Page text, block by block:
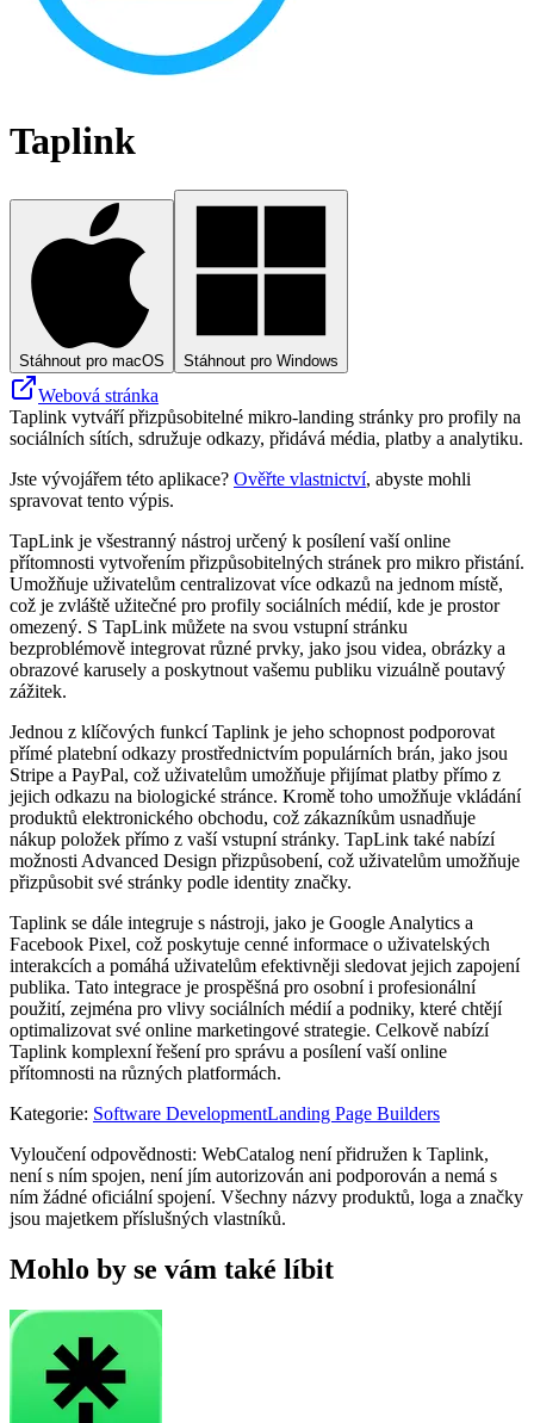
Taplink
Stáhnout pro macOS Stáhnout pro Windows
Webová stránka
Taplink vytváří přizpůsobitelné mikro‑landing stránky pro profily na
sociálních sítích, sdružuje odkazy, přidává média, platby a analytiku.
Jste vývojářem této aplikace? Ověřte vlastnictví, abyste mohli
spravovat tento výpis.
TapLink je všestranný nástroj určený k posílení vaší online
přítomnosti vytvořením přizpůsobitelných stránek pro mikro přistání.
Umožňuje uživatelům centralizovat více odkazů na jednom místě,
což je zvláště užitečné pro profily sociálních médií, kde je prostor
omezený. S TapLink můžete na svou vstupní stránku
bezproblémově integrovat různé prvky, jako jsou videa, obrázky a
obrazové karusely a poskytnout vašemu publiku vizuálně poutavý
zážitek.
Jednou z klíčových funkcí Taplink je jeho schopnost podporovat
přímé platební odkazy prostřednictvím populárních brán, jako jsou
Stripe a PayPal, což uživatelům umožňuje přijímat platby přímo z
jejich odkazu na biologické stránce. Kromě toho umožňuje vkládání
produktů elektronického obchodu, což zákazníkům usnadňuje
nákup položek přímo z vaší vstupní stránky. TapLink také nabízí
možnosti Advanced Design přizpůsobení, což uživatelům umožňuje
přizpůsobit své stránky podle identity značky.
Taplink se dále integruje s nástroji, jako je Google Analytics a
Facebook Pixel, což poskytuje cenné informace o uživatelských
interakcích a pomáhá uživatelům efektivněji sledovat jejich zapojení
publika. Tato integrace je prospěšná pro osobní i profesionální
použití, zejména pro vlivy sociálních médií a podniky, které chtějí
optimalizovat své online marketingové strategie. Celkově nabízí
Taplink komplexní řešení pro správu a posílení vaší online
přítomnosti na různých platformách.
Kategorie: Software DevelopmentLanding Page Builders
Vyloučení odpovědnosti: WebCatalog není přidružen k Taplink,
není s ním spojen, není jím autorizován ani podporován a nemá s
ním žádné oficiální spojení. Všechny názvy produktů, loga a značky
jsou majetkem příslušných vlastníků.
Mohlo by se vám také líbit